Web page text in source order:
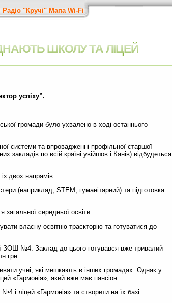
Радіо "Кручі" Мапа Wi-Fi
ШКОЛУ ТА ЛІЦЕЙ
успіху”.
громади було ухвалено в ході останнього
системи та впровадженні профільної старшої
по всій країні увійшов і Канів) відбудеться
двох напрямів:
(наприклад, STEM, гуманітарний) та підготовка
середньої освіти.
власну освітню траєкторію та готуватися до
ЗОШ №4. Заклад до цього готувався вже тривалий
грн.
учні, які мешкають в інших громадах. Однак у
«Гармонія», який вже має пансіон.
і ліцей «Гармонія» та створити на їх базі